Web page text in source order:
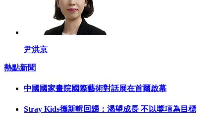
尹洪京
熱點新聞
中國國家畫院國際藝術對話展在首爾啟幕
Stray Kids攜新輯回歸：渴望成長 不以獎項為目標